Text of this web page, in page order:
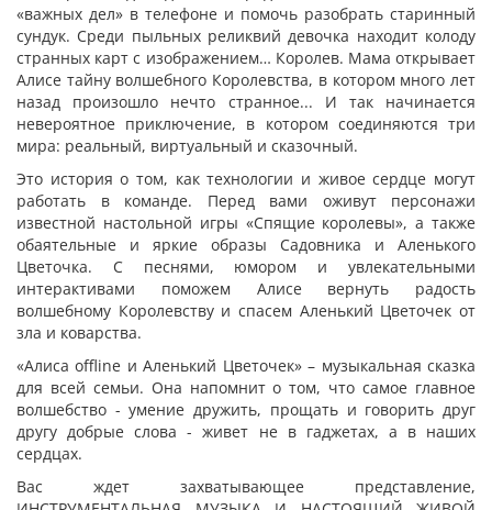
«важных дел» в телефоне и помочь разобрать старинный
сундук. Среди пыльных реликвий девочка находит колоду
странных карт с изображением… Королев. Мама открывает
Алисе тайну волшебного Королевства, в котором много лет
назад произошло нечто странное... И так начинается
невероятное приключение, в котором соединяются три
мира: реальный, виртуальный и сказочный.
Это история о том, как технологии и живое сердце могут
работать в команде. Перед вами оживут персонажи
известной настольной игры «Спящие королевы», а также
обаятельные и яркие образы Садовника и Аленького
Цветочка. С песнями, юмором и увлекательными
интерактивами поможем Алисе вернуть радость
волшебному Королевству и спасем Аленький Цветочек от
зла и коварства.
«Алиса offline и Аленький Цветочек» – музыкальная сказка
для всей семьи. Она напомнит о том, что самое главное
волшебство - умение дружить, прощать и говорить друг
другу добрые слова - живет не в гаджетах, а в наших
сердцах.
Вас ждет захватывающее представление,